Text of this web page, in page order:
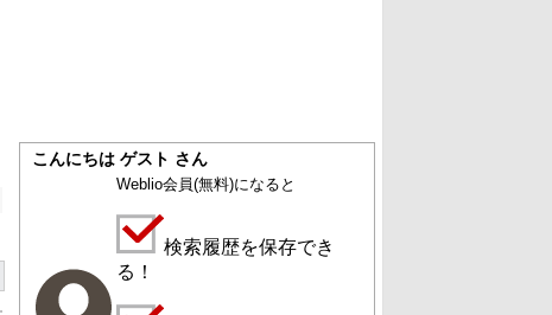
こんにちは ゲスト さん
Weblio会員(無料)になると
検索履歴を保存でき
る！